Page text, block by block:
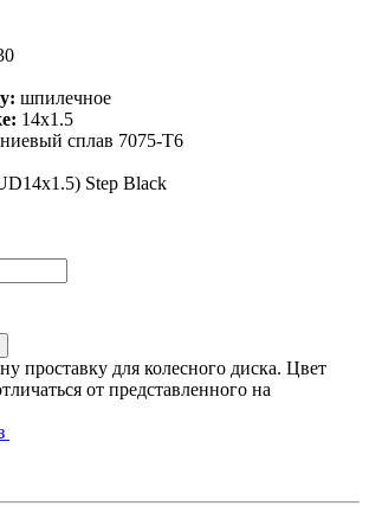
шпилечное
14х1.5
сплав 7075-T6
Step Black
проставку для колесного диска. Цвет
от представленного на